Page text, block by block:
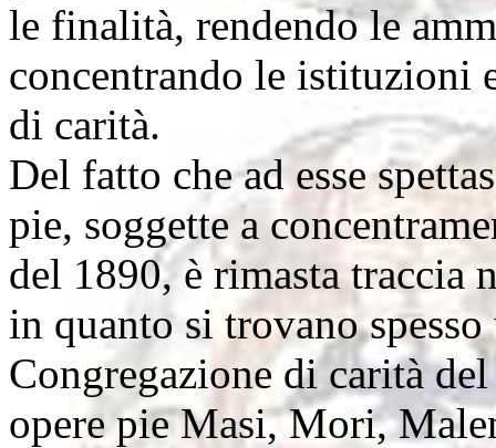
le finalità, rendendo le
concentrando le istituzioni
di carità.
Del fatto che ad esse
pie, soggette a
del 1890, è rimasta traccia
in quanto si trovano
Congregazione di carità
opere pie Masi, Mori,